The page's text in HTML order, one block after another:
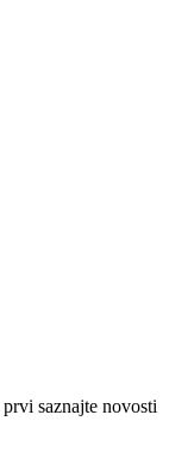
prvi saznajte novosti